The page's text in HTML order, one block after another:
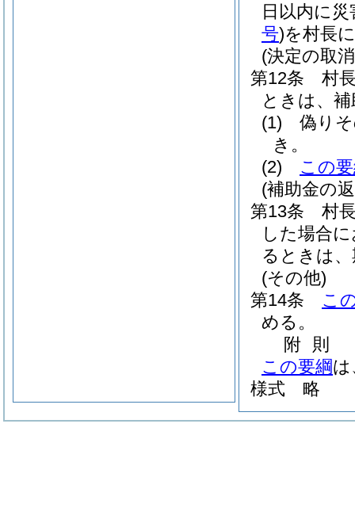
日以内に
号)を村長
(決定の取
第12条
村
ときは、
(1)
偽り
き。
(2)
この
(補助金の
第13条
村
した場合
るときは
(その他)
第14条
こ
める。
附 則
この要綱は
様式 略